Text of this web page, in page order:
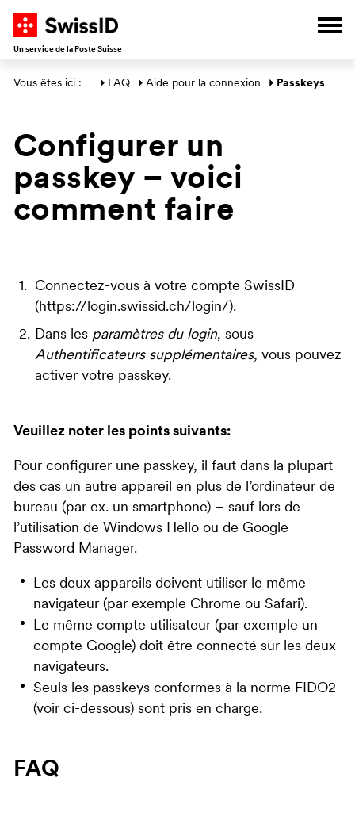
Un service de la Poste Suisse
Section générale
Vous êtes ici : FAQ Aide pour la connexion Passkeys
Configurer un
passkey – voici
comment faire
Connectez-vous à votre compte SwissID
(https://login.swissid.ch/login/).
Dans les paramètres du login, sous
Authentificateurs supplémentaires, vous pouvez
activer votre passkey.
Veuillez noter les points suivants:
Pour configurer une passkey, il faut dans la plupart
des cas un autre appareil en plus de l’ordinateur de
bureau (par ex. un smartphone) – sauf lors de
l’utilisation de Windows Hello ou de Google
Password Manager.
Les deux appareils doivent utiliser le même
navigateur (par exemple Chrome ou Safari).
Le même compte utilisateur (par exemple un
compte Google) doit être connecté sur les deux
navigateurs.
Seuls les passkeys conformes à la norme FIDO2
(voir ci-dessous) sont pris en charge.
FAQ